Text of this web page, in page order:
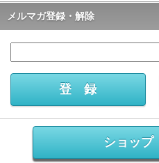
メルマガ登録・解除
ショップ